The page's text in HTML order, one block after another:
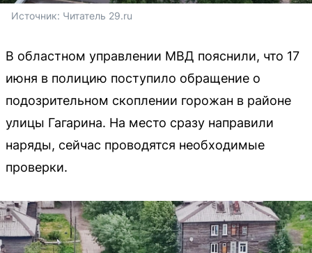
Источник: Читатель 29.ru
В областном управлении МВД пояснили, что 17
июня в полицию поступило обращение о
подозрительном скоплении горожан в районе
улицы Гагарина. На место сразу направили
наряды, сейчас проводятся необходимые
проверки.